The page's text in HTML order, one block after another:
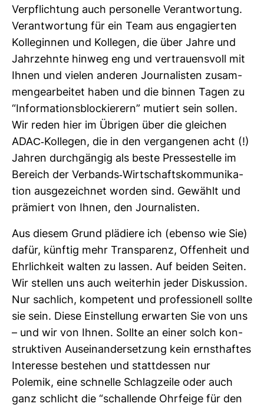
Ver­pflich­tung auch per­so­nelle Ver­ant­wor­tung.
Ver­ant­wor­tung für ein Team aus enga­gierten
Kol­le­ginnen und Kol­legen, die über Jahre und
Jahr­zehnte hinweg eng und ver­trau­ens­voll mit
Ihnen und vielen anderen Jour­na­listen zusam­
men­ge­ar­beitet haben und die binnen Tagen zu
“Infor­ma­ti­ons­blo­ckie­rern” mutiert sein sollen.
Wir reden hier im Übrigen über die glei­chen
ADAC-​Kol­legen, die in den ver­gan­genen acht (!)
Jahren durch­gängig als beste Pres­se­stelle im
Bereich der Ver­bands-​Wirt­schafts­kom­mu­ni­ka­
tion aus­ge­zeichnet worden sind. Gewählt und
prä­miert von Ihnen, den Jour­na­listen.
Aus diesem Grund plä­diere ich (ebenso wie Sie)
dafür, künftig mehr Trans­pa­renz, Offen­heit und
Ehr­lich­keit walten zu lassen. Auf beiden Seiten.
Wir stellen uns auch wei­terhin jeder Dis­kus­sion.
Nur sach­lich, kom­pe­tent und pro­fes­sio­nell sollte
sie sein. Diese Ein­stel­lung erwarten Sie von uns
– und wir von Ihnen. Sollte an einer solch kon­
struk­tiven Aus­ein­an­der­set­zung kein ernst­haftes
Inter­esse bestehen und statt­dessen nur
Polemik, eine schnelle Schlag­zeile oder auch
ganz schlicht die “schal­lende Ohr­feige für den